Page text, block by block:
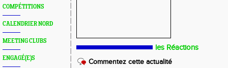
COMPÉTITIONS
CALENDRIER NORD
MEETING CLUBS
ENGAGÉ(E)S
les Réactions
Commentez cette actualité